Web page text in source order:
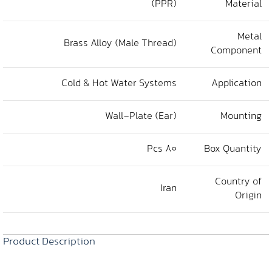
Material
(PPR)
Metal
Component
Brass Alloy (Male Thread)
Application
Cold & Hot Water Systems
Mounting
Wall-Plate (Ear)
Box Quantity
80 Pcs
Country of
Origin
Iran
Product Description